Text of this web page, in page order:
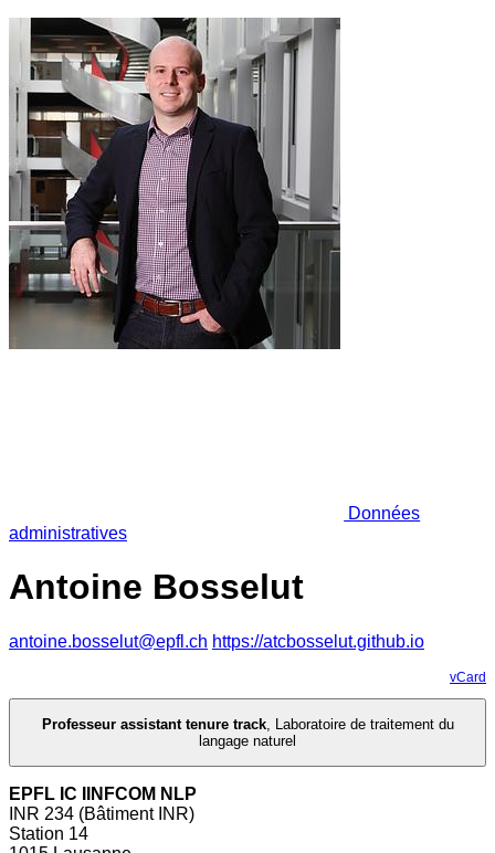
Données
administratives
Antoine Bosselut
antoine.bosselut@epfl.ch https://atcbosselut.github.io
vCard
Professeur assistant tenure track, Laboratoire de traitement du
langage naturel
EPFL IC IINFCOM NLP
INR 234 (Bâtiment INR)
Station 14